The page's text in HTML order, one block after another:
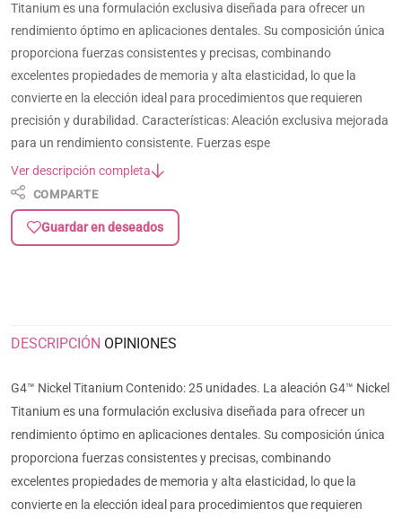
Titanium es una formulación exclusiva diseñada para ofrecer un
rendimiento óptimo en aplicaciones dentales. Su composición única
proporciona fuerzas consistentes y precisas, combinando
excelentes propiedades de memoria y alta elasticidad, lo que la
convierte en la elección ideal para procedimientos que requieren
precisión y durabilidad. Características: Aleación exclusiva mejorada
para un rendimiento consistente. Fuerzas espe
Ver descripción completa
COMPARTE
Guardar en deseados
DESCRIPCIÓN OPINIONES
G4™ Nickel Titanium Contenido: 25 unidades. La aleación G4™ Nickel
Titanium es una formulación exclusiva diseñada para ofrecer un
rendimiento óptimo en aplicaciones dentales. Su composición única
proporciona fuerzas consistentes y precisas, combinando
excelentes propiedades de memoria y alta elasticidad, lo que la
convierte en la elección ideal para procedimientos que requieren